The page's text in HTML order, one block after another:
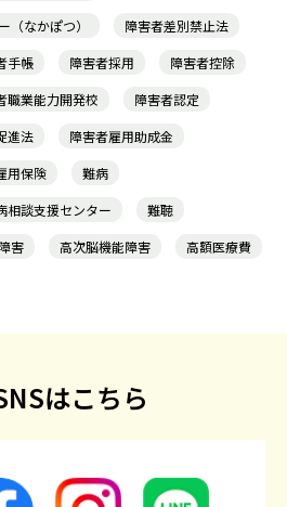
（なかぽつ）
障害者差別禁止法
手帳 障害者採用
障害者控除
職業能力開発校
障害者認定
進法
障害者雇用助成金
用保険
難病
相談支援センター
難聴
害
高次脳機能障害
高額医療費
はこちら